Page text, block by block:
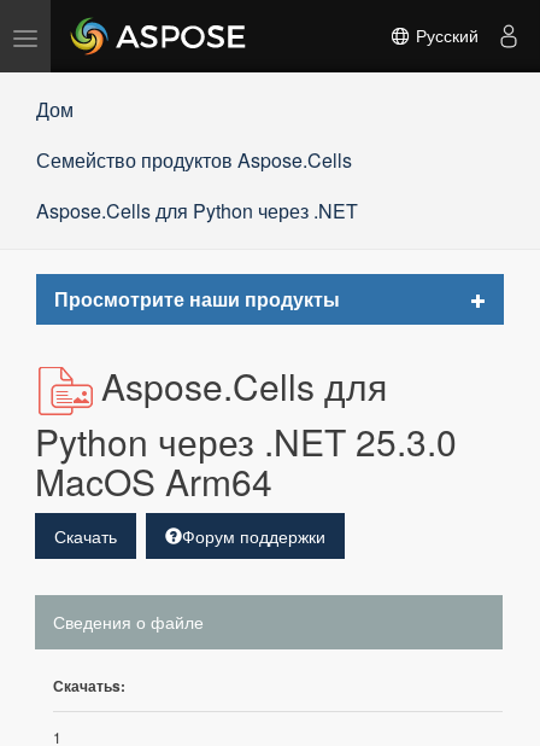
Переключить
навигацию
Русский
Дом
Семейство продуктов Aspose.Cells
Aspose.Cells для Python через .NET
Просмотрите наши продукты
Toggle
Aspose.Cells для
Python через .NET 25.3.0
MacOS Arm64
Скачать Форум поддержки
Сведения о файле
Скачатьs:
1